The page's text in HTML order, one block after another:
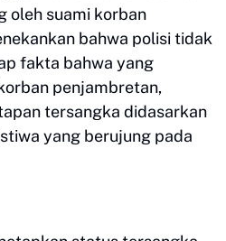
oleh suami korban
bahwa polisi tidak
fakta bahwa yang
penjambretan,
tersangka didasarkan
yang berujung pada